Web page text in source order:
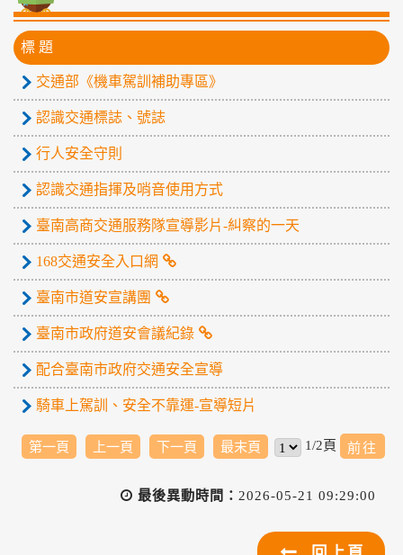
標 題
交通部《機車駕訓補助專區》
認識交通標誌、號誌
行人安全守則
認識交通指揮及哨音使用方式
臺南高商交通服務隊宣導影片-糾察的一天
168交通安全入口網
臺南市道安宣講團
臺南市政府道安會議紀錄
配合臺南市政府交通安全宣導
騎車上駕訓、安全不靠運-宣導短片
第一頁 上一頁 下一頁 最末頁 1/2頁
最後異動時間： 2026-05-21 09:29:00